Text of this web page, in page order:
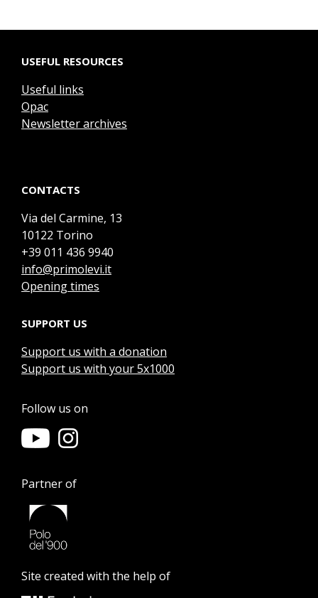
USEFUL RESOURCES
Useful links
Opac
Newsletter archives
CONTACTS
Via del Carmine, 13
10122 Torino
+39 011 436 9940
info@primolevi.it
Opening times
SUPPORT US
Support us with a donation
Support us with your 5x1000
Follow us on
Partner of
Site created with the help of